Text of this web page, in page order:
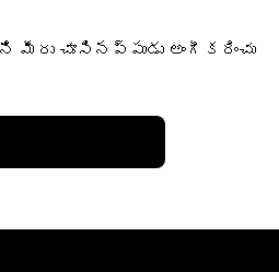
చూసినప్పుడు అంగీకరించు